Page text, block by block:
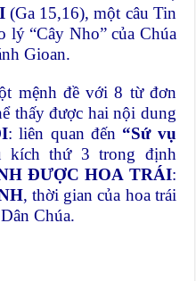
(Ga 15,16), một câu Tin
lý “Cây Nho” của Chúa
Gioan.
đề với 8 từ đơn
thấy được hai nội dung
: liên quan đến “Sứ vụ
kích thứ 3 trong định
ĐƯỢC HOA TRÁI:
, thời gian của hoa trái
Chúa.